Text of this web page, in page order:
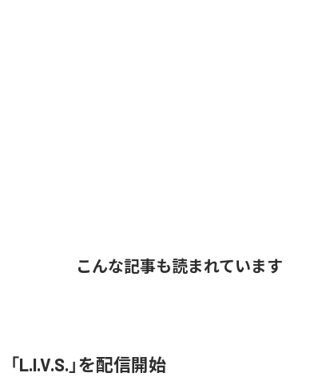
こんな記事も読まれています
「L.I.V.S.」を配信開始